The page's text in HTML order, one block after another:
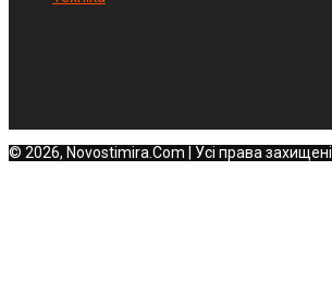
© 2026, Novostimira.Com | Усі права захищені